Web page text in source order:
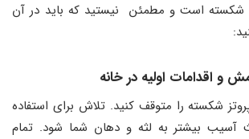
شکسته‌ است و مطمئن نیستید که باید در آن
و اقدامات اولیه در خانه
پروتز شکسته را متوقف کنید. تلاش برای استفاده
آسیب بیشتر به لثه و دهان شما شود. تمام